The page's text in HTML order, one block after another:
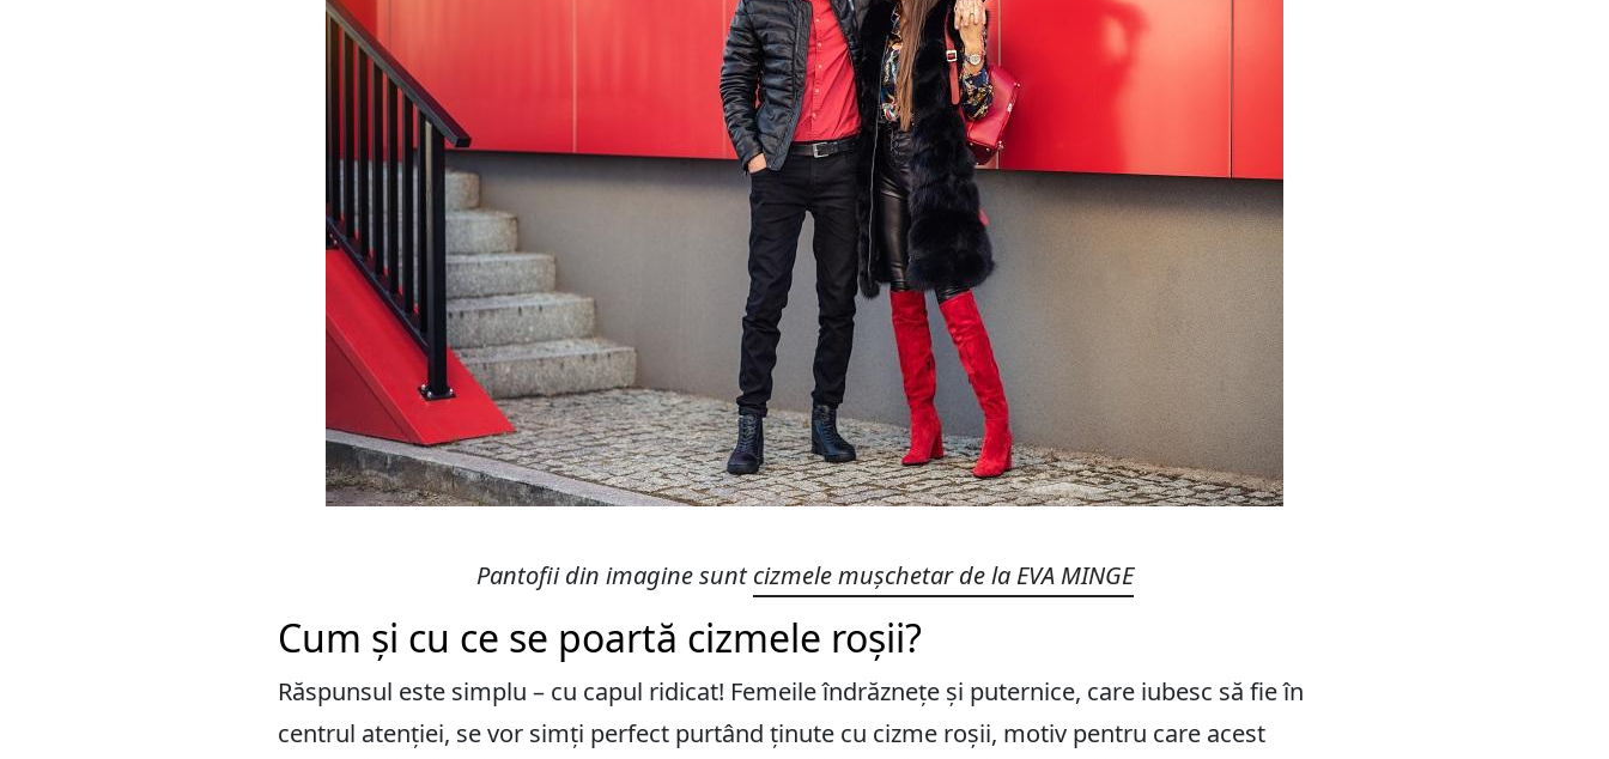
Pantofii din imagine suntcizmele mușchetar de la EVA MINGE
Cum și cu ce se poartă cizmele roșii?
Răspunsul este simplu – cu capul ridicat! Femeile îndrăznețe și puternice, care iubesc să fie în
centrul atenției, se vor simți perfect purtând ținute cu cizme roșii, motiv pentru care acest